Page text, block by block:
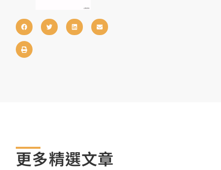
更多精選文章